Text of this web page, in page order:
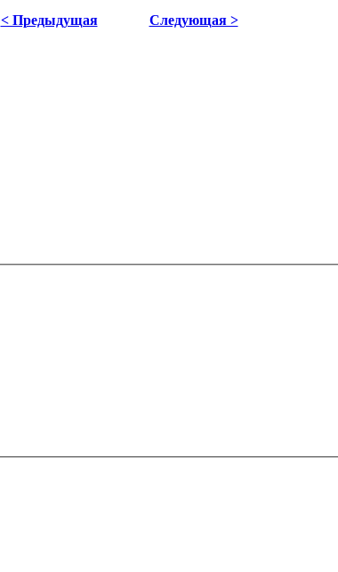
< Предыдущая Следующая >